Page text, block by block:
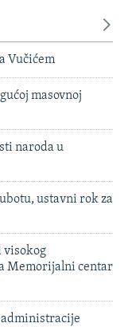
Vučićem
masovnoj
naroda u
ustavni rok za
visokog
Memorijalni centar